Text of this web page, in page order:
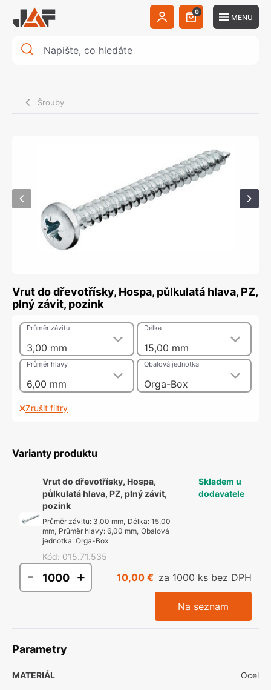
0
MENU
Šrouby
Vrut do dřevotřísky, Hospa, půlkulatá hlava, PZ,
plný závit, pozink
3,00 mm
Průměr závitu
15,00 mm
Délka
6,00 mm
Průměr hlavy
Orga-Box
Obalová jednotka
Zrušit filtry
Varianty produktu
Vrut do dřevotřísky, Hospa,
půlkulatá hlava, PZ, plný závit,
pozink
Průměr závitu: 3,00 mm, Délka: 15,00
mm, Průměr hlavy: 6,00 mm, Obalová
jednotka: Orga-Box
Kód: 015.71.535
Skladem u
dodavatele
- + 10,00 € za 1000 ks bez DPH
Na seznam
Parametry
MATERIÁL Ocel